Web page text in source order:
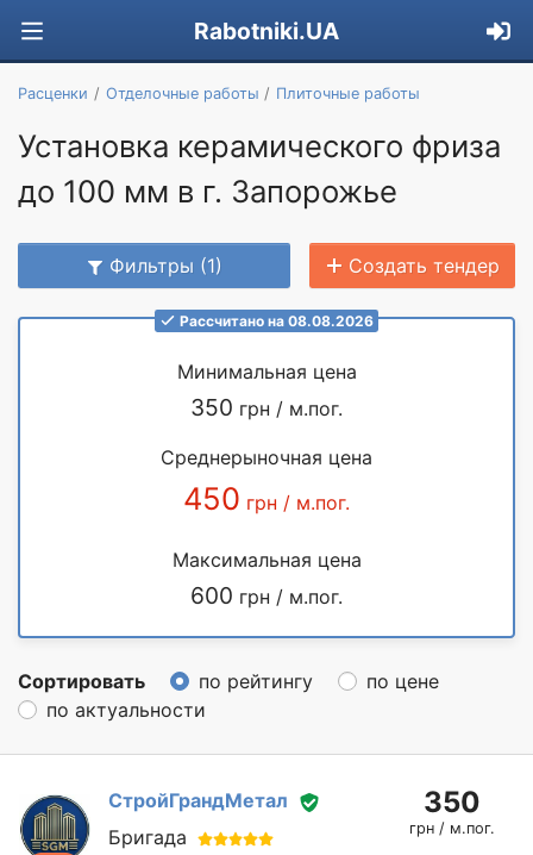
Rabotniki.UA
Расценки Отделочные работы Плиточные работы
Установка керамического фриза
до 100 мм в г. Запорожье
Фильтры (1) Создать тендер
Рассчитано на 08.08.2026
Минимальная цена
350 грн / м.пог.
Среднерыночная цена
450 грн / м.пог.
Максимальная цена
600 грн / м.пог.
Сортировать по рейтингу
по цене
по актуальности
СтройГрандМетал
Бригада
350
грн / м.пог.